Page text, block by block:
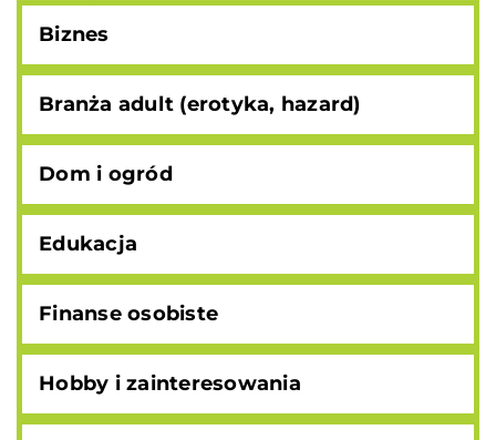
Biznes
Branża adult (erotyka, hazard)
Dom i ogród
Edukacja
Finanse osobiste
Hobby i zainteresowania